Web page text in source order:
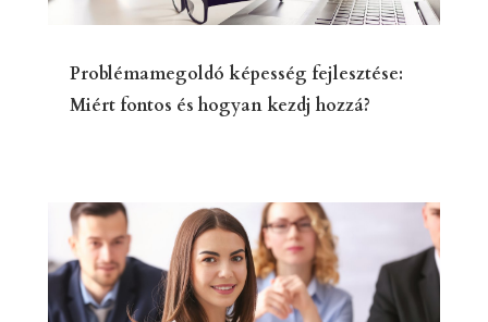
Problémamegoldó képesség fejlesztése:
Miért fontos és hogyan kezdj hozzá?